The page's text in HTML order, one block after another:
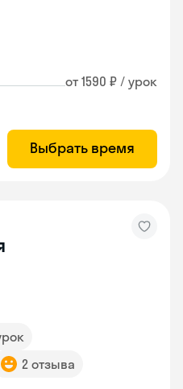
от 1590 ₽ / урок
Выбрать время
2 отзыва